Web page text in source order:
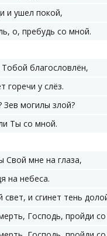
и ушел покой,
о, пребудь со мной.
благословлён,
горечи у слёз.
Зев могилы злой?
Ты со мной.
Свой мне на глаза,
на небеса.
свет, и сгинет тень
Господь, пройди